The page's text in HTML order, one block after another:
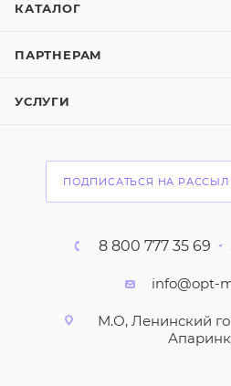
КАТАЛОГ
ПАРТНЕРАМ
УСЛУГИ
ПОДПИСАТЬСЯ НА
8 800 777 35 69
info@opt-
М.О, Ленинский